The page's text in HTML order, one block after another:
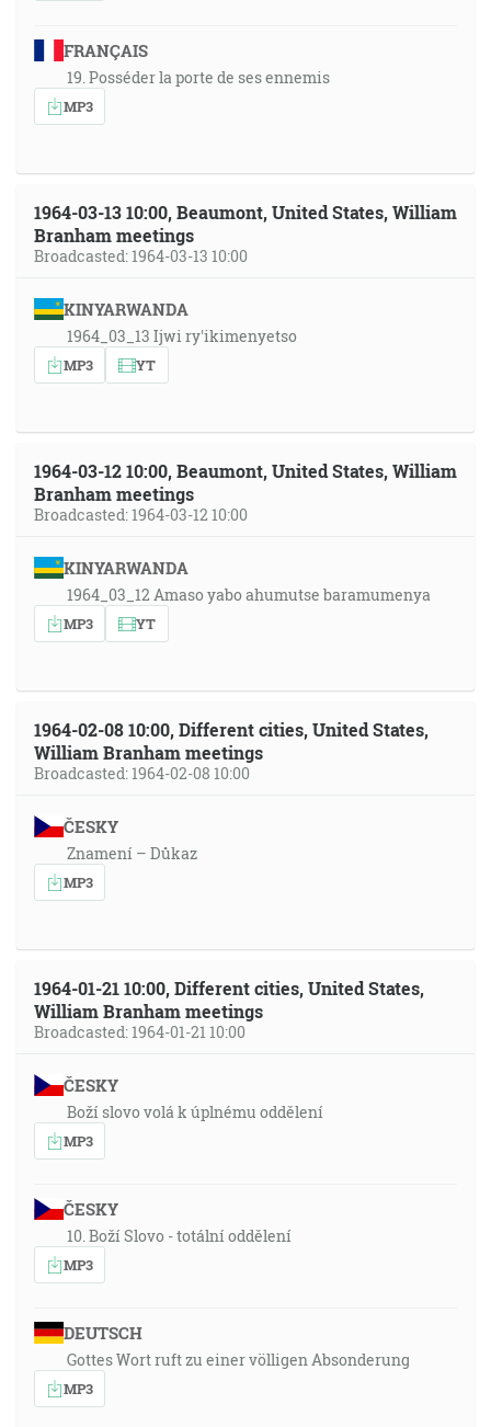
FRANÇAIS
19. Posséder la porte de ses ennemis
MP3
1964-03-13 10:00, Beaumont, United States, William
Branham meetings
Broadcasted: 1964-03-13 10:00
KINYARWANDA
1964_03_13 Ijwi ry'ikimenyetso
MP3 YT
1964-03-12 10:00, Beaumont, United States, William
Branham meetings
Broadcasted: 1964-03-12 10:00
KINYARWANDA
1964_03_12 Amaso yabo ahumutse baramumenya
MP3 YT
1964-02-08 10:00, Different cities, United States,
William Branham meetings
Broadcasted: 1964-02-08 10:00
ČESKY
Znamení – Důkaz
MP3
1964-01-21 10:00, Different cities, United States,
William Branham meetings
Broadcasted: 1964-01-21 10:00
ČESKY
Boží slovo volá k úplnému oddělení
MP3
ČESKY
10. Boží Slovo - totální oddělení
MP3
DEUTSCH
Gottes Wort ruft zu einer völligen Absonderung
MP3